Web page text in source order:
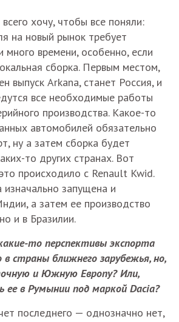
хочу, чтобы все поняли:
на новый рынок требует
много времени, особенно, если
сборка. Первым местом,
выпуск Arkana, станет Россия, и
все необходимые работы
производства. Какое-то
автомобилей обязательно
ну а затем сборка будет
то других странах. Вот
происходило с Renault Kwid.
запущена и
а затем ее производство
и в Бразилии.
то перспективы экспорта
страны ближнего зарубежья, но,
и Южную Европу? Или,
ее в Румынии под маркой Dacia?
последнего — однозначно нет,